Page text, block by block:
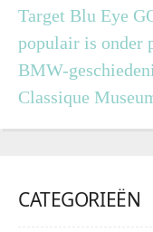
Target Blu Eye
populair is onder
BMW-
Classique
CATEGORIEËN